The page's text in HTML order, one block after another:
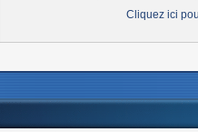
Cliquez ici